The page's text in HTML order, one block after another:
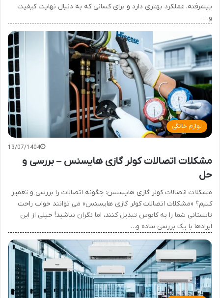
پیشرفته، عملکرد بهتری دارد و برای کسانی که به دنبال نهایت کیفیت
و…
لوازم خانگی
13/07/1404
مشکلات اتصالات کولر گازی هایسنس – بررسی و
حل
مشکلات اتصالات کولر گازی هایسنس: چگونه اتصالات را بررسی و تعمیر
کنیم؟ «مشکلات اتصالات کولر گازی هایسنس» می توانند خواب راحت
تابستانی شما را به کابوس تبدیل کنند، اما نگران نباشید! خیلی از این
ایرادها با یک بررسی ساده و…